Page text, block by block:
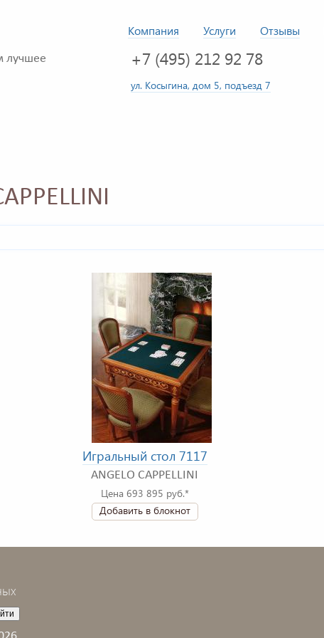
Компания Услуги Отзывы
лучшее +7 (495) 212 92 78
ул. Косыгина, дом 5, подъезд 7
Игральный стол 7117
ANGELO CAPPELLINI
Цена 693 895 руб.*
Добавить в блокнот